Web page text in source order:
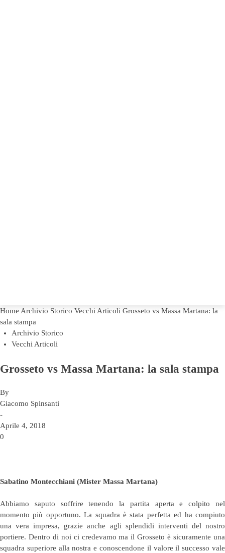
Home Archivio Storico Vecchi Articoli Grosseto vs Massa Martana: la
sala stampa
Archivio Storico
Vecchi Articoli
Grosseto vs Massa Martana: la sala stampa
By
Giacomo Spinsanti
-
Aprile 4, 2018
0
Sabatino Montecchiani (Mister Massa Martana)
Abbiamo saputo soffrire tenendo la partita aperta e colpito nel
momento più opportuno. La squadra è stata perfetta ed ha compiuto
una vera impresa, grazie anche agli splendidi interventi del nostro
portiere. Dentro di noi ci credevamo ma il Grosseto è sicuramente una
squadra superiore alla nostra e conoscendone il valore il successo vale